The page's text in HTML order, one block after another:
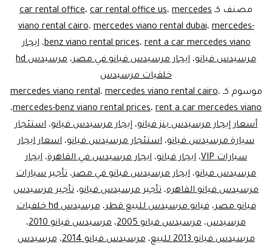
للرحلات
العائلية
مصنف كـ
car rental office، car rental office us، mercedes
viano rental cairo،mercedes viano rental dubai،mercedes-
benz viano rental prices،rent a car mercedes viano ،ايجار
مرسيدس فيانو، ايجار مرسيدس فيانو في مصر،
مرسيدس hd
خلفيات مرسيدس
موسوم كـ
mercedes viano rental،mercedes viano rental cairo،
mercedes-benz viano rental prices، rent a car mercedes viano
،
أسعار إيجار مرسيدس بنز فيانو، إيجار مرسيدس فيانو، استئجار
سيارة مرسيدس فيانو، استئجار مرسيدس فيانو، اسعار ايجار
سيارات VIP
، ايجار فيانو، ايجار مرسيدس في القاهرة، ايجار
مرسيدس فيانو، ايجار مرسيدس فيانو في مصر، تأجير سيارات
مرسيدس فيانو القاهره، تأجير مرسيدس فيانو، تأجير مرسيدس
فيانو مصر،فيانو مرسيدس للبيع قطر،
مرسيدس hd خلفيات
مرسيدس، مرسيدس فيانو 2005 ، مرسيدس فيانو 2010
،
مرسيدس فيانو 2013 للبيع
،مرسيدس فيانو 2014 ،مرسيدس